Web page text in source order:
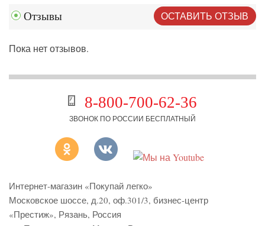
Отзывы ОСТАВИТЬ ОТЗЫВ
Пока нет отзывов.
8-800-700-62-36
ЗВОНОК ПО РОССИИ БЕСПЛАТНЫЙ
Интернет-магазин «Покупай легко»
Московское шоссе, д.20, оф.301/3, бизнес-центр
«Престиж», Рязань, Россия